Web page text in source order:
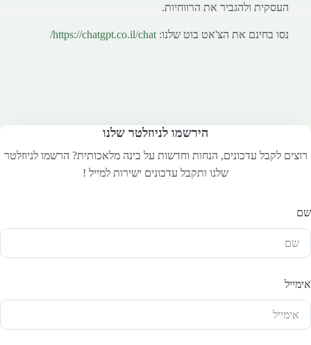
העסקית ולהגביר את הרווחיות.
נסו בחינם את הצ'אט בוט שלנו:https://chatgpt.co.il/chat/
הירשמו לניוזלטר שלנו
לקבל עדכונים, הנחות וחדשות על בינה מלאכותית? הרשמו לניוזלטר
שלנו ותקבל עדכונים ישירות למייל !